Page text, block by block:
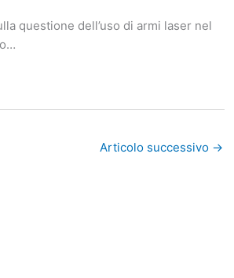
questione dell’uso di armi laser nel
Articolo successivo →